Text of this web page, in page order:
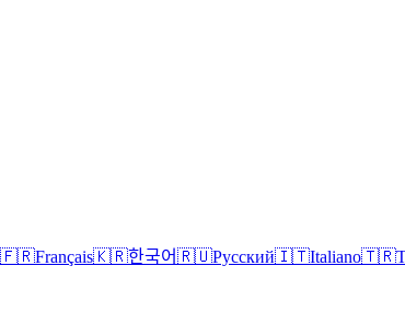
🇫🇷Français🇰🇷한국어🇷🇺Русский🇮🇹Italiano🇹🇷